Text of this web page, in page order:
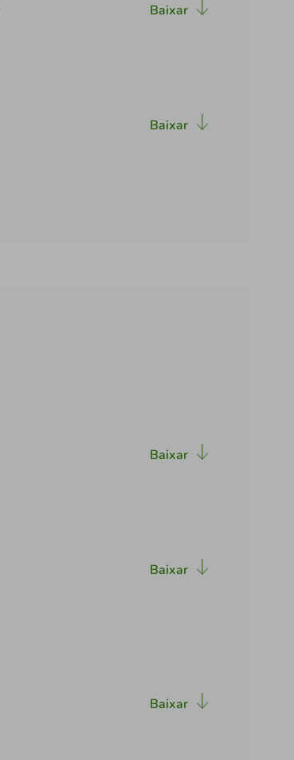
Baixar
Baixar
Baixar
Baixar
Baixar